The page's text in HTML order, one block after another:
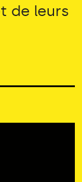
de leurs